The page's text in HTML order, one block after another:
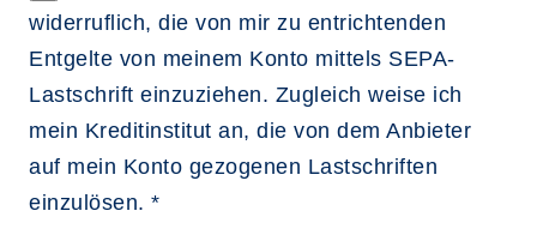
widerruflich, die von mir zu entrichtenden
Entgelte von meinem Konto mittels SEPA-
Lastschrift einzuziehen. Zugleich weise ich
mein Kreditinstitut an, die von dem Anbieter
auf mein Konto gezogenen Lastschriften
einzulösen. *